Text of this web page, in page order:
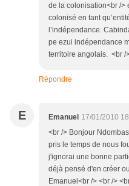
de la colonisation<br />
colonisé en tant
l’indépendance.
pe ezui indépendance
territoire angolais. <br /
Répondre
E Emanuel 17/01/2010
<br /> Bonjour
pris le temps de nous
j'ignorai une bonne
déjà pensé d'en créer
Emanuel<br /> <br />